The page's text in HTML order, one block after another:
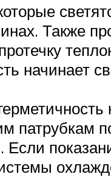
Также
начинает
патрубкам